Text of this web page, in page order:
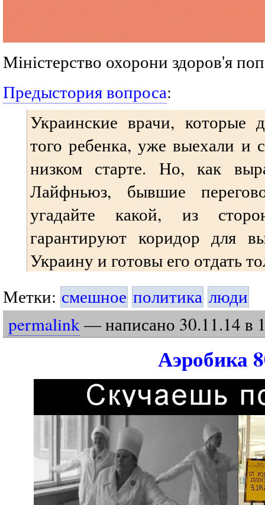
Міністерство охорони здоров'я
Предыстория вопроса:
Украинские врачи, которые
того ребенка, уже выехали и
низком старте. Но, как
Лайфньюз, бывшие
угадайте какой, из
гарантируют коридор для
Украину и готовы его отдать
Метки: смешное политика люди
permalink— написано 30.11.14 в
Аэробика